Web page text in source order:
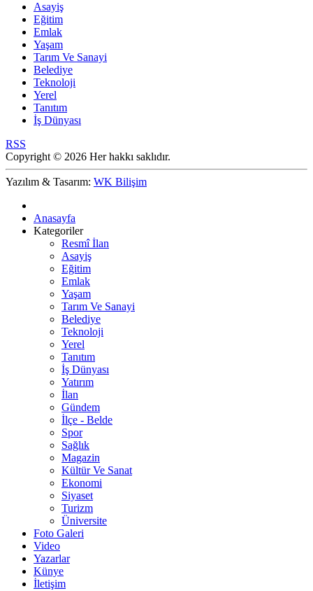
Asayiş
Eğitim
Emlak
Yaşam
Tarım Ve Sanayi
Belediye
Teknoloji
Yerel
Tanıtım
İş Dünyası
RSS
Copyright © 2026 Her hakkı saklıdır.
Yazılım & Tasarım: WK Bilişim
Anasayfa
Kategoriler
Resmî İlan
Asayiş
Eğitim
Emlak
Yaşam
Tarım Ve Sanayi
Belediye
Teknoloji
Yerel
Tanıtım
İş Dünyası
Yatırım
İlan
Gündem
İlçe - Belde
Spor
Sağlık
Magazin
Kültür Ve Sanat
Ekonomi
Siyaset
Turizm
Üniversite
Foto Galeri
Video
Yazarlar
Künye
İletişim